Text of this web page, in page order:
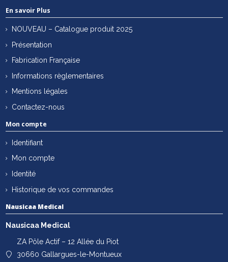
En savoir Plus
NOUVEAU – Catalogue produit 2025
Présentation
Fabrication Française
Informations règlementaires
Mentions légales
Contactez-nous
Mon compte
Identifiant
Mon compte
Identité
Historique de vos commandes
Nausicaa Medical
Nausicaa Medical
ZA Pôle Actif – 12 Allée du Piot
30660 Gallargues-le-Montueux